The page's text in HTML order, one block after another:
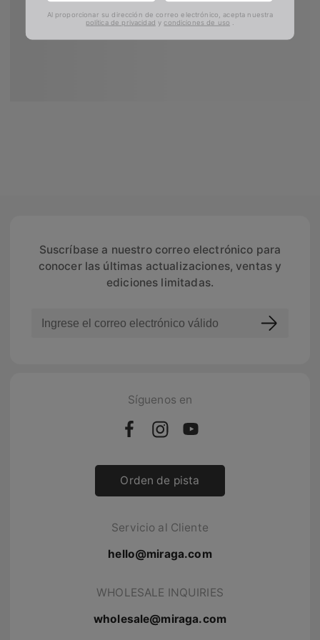
Suscríbase a nuestro correo electrónico para
conocer las últimas actualizaciones, ventas y
ediciones limitadas.
Síguenos en
Orden de pista
Servicio al Cliente
hello@miraga.com
WHOLESALE INQUIRIES
wholesale@miraga.com
Al proporcionar su dirección de correo electrónico, acepta nuestra
política de privacidad ycondiciones de uso